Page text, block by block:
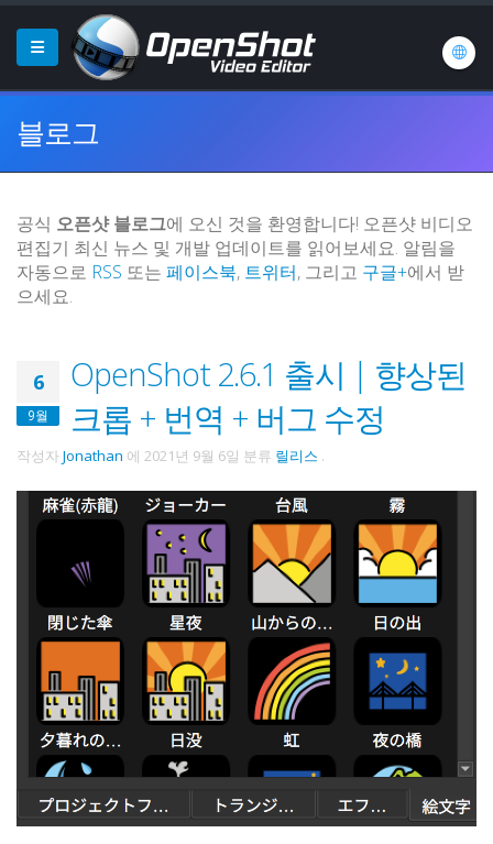
블로그
공식 오픈샷 블로그에 오신 것을 환영합니다! 오픈샷 비디오
편집기 최신 뉴스 및 개발 업데이트를 읽어보세요. 알림을
자동으로 RSS 또는 페이스북, 트위터, 그리고 구글+에서 받
으세요.
6
9월
OpenShot 2.6.1 출시 | 향상된
크롭 + 번역 + 버그 수정
작성자Jonathan 에 2021년 9월 6일 분류 릴리스 .